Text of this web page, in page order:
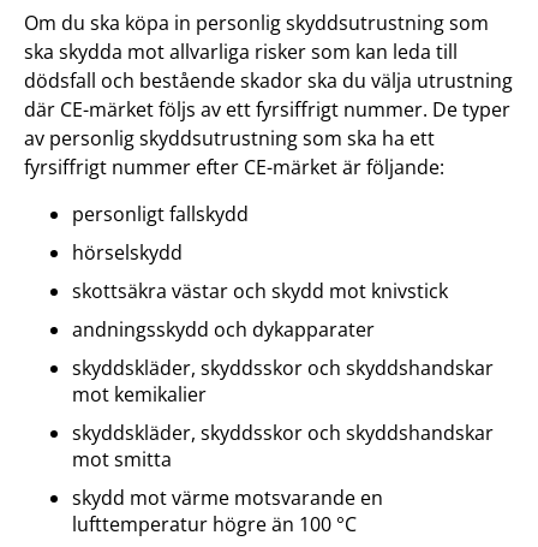
Om du ska köpa in personlig skyddsutrustning som
ska skydda mot allvarliga risker som kan leda till
dödsfall och bestående skador ska du välja utrustning
där CE-märket följs av ett fyrsiffrigt nummer. De typer
av personlig skyddsutrustning som ska ha ett
fyrsiffrigt nummer efter CE-märket är följande:
personligt fallskydd
hörselskydd
skottsäkra västar och skydd mot knivstick
andningsskydd och dykapparater
skyddskläder, skyddsskor och skyddshandskar
mot kemikalier
skyddskläder, skyddsskor och skyddshandskar
mot smitta
skydd mot värme motsvarande en
lufttemperatur högre än 100 °C